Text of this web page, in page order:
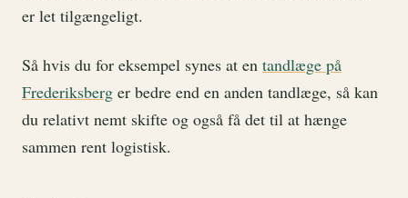
er let tilgængeligt.
Så hvis du for eksempel synes at en tandlæge på
Frederiksberg er bedre end en anden tandlæge, så kan
du relativt nemt skifte og også få det til at hænge
sammen rent logistisk.